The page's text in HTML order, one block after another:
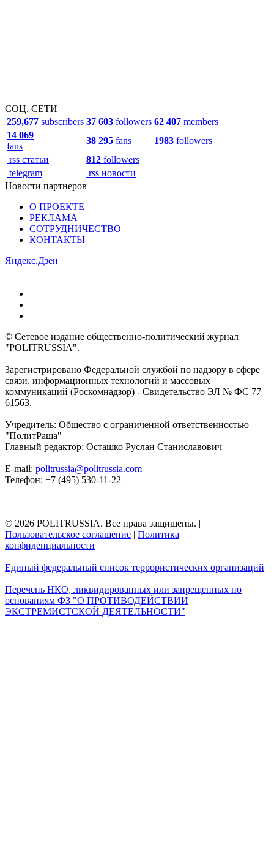
СОЦ. СЕТИ
259,677 subscribers 37 603 followers 62 407 members
14 069
fans
38 295 fans 1983 followers
rss статьи
812 followers
telegram
rss новости
Новости партнеров
О ПРОЕКТЕ
РЕКЛАМА
СОТРУДНИЧЕСТВО
КОНТАКТЫ
Яндекс.Дзен
© Сетевое издание общественно-политический журнал
"POLITRUSSIA".
Зарегистрировано Федеральной службой по надзору в сфере
связи, информационных технологий и массовых
коммуникаций (Роскомнадзор) - Свидетельство ЭЛ № ФС 77 –
61563.
Учредитель: Общество с ограниченной ответственностью
"ПолитРаша"
Главный редактор: Осташко Руслан Станиславович
E-mail: politrussia@politrussia.com
Телефон: +7 (495) 530-11-22
© 2026 POLITRUSSIA. Все права защищены. |
Пользовательское соглашение | Политика
конфиденциальности
Единый федеральный список террористических организаций
Перечень НКО, ликвидированных или запрещенных по
основаниям ФЗ "О ПРОТИВОДЕЙСТВИИ
ЭКСТРЕМИСТСКОЙ ДЕЯТЕЛЬНОСТИ"